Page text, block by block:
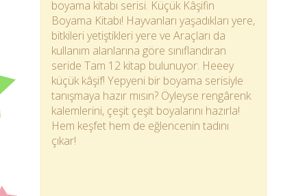
boyama kitabı serisi. Küçük Kâşifin
Boyama Kitabı! Hayvanları yaşadıkları yere,
bitkileri yetiştikleri yere ve Araçları da
kullanım alanlarına göre sınıflandıran
seride Tam 12 kitap bulunuyor. Heeey
küçük kâşif! Yepyeni bir boyama serisiyle
tanışmaya hazır mısın? Öyleyse rengârenk
kalemlerini, çeşit çeşit boyalarını hazırla!
Hem keşfet hem de eğlencenin tadını
çıkar!